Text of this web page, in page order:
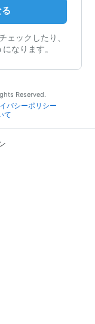
ェックしたり、
なります。
Reserved.
バシーポリシー
て